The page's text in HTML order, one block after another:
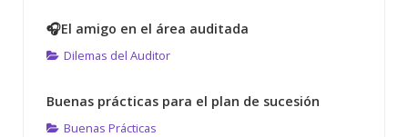
🎧El amigo en el área auditada
Dilemas del Auditor
Buenas prácticas para el plan de sucesión
Buenas Prácticas